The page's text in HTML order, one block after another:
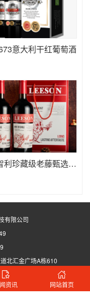
意大利干红葡萄酒
雷盛智利珍藏级老藤甄选干红葡萄酒
有限公司
北汇金广场A栋610
号-7
资讯 网站首页